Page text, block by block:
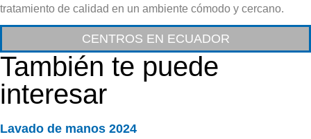
tratamiento de calidad en un ambiente cómodo y cercano.
CENTROS EN ECUADOR
También te puede
interesar
Lavado de manos 2024